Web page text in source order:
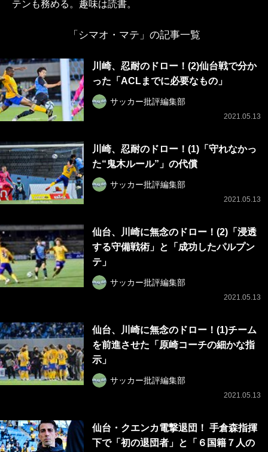
テンも務める。趣味は読書。
「シマオ・マテ」の記事一覧
川崎、忍耐のドロー！(2)仙台戦で分か
った「ACLまでに必要なもの」
サッカー批評編集部
2021.05.13
川崎、忍耐のドロー！(1)「守れなかっ
た“鬼木ルール”」の代償
サッカー批評編集部
2021.05.13
仙台、川崎に無念のドロー！(2)「浸透
する守備戦術」と「成功したパルプン
テ」
サッカー批評編集部
2021.05.13
仙台、川崎に無念のドロー！(1)チーム
を前進させた「原崎コーチの細かな指
示」
サッカー批評編集部
2021.05.13
仙台・クエンカ電撃退団！ 手倉森指揮
下で「初の退団者」と「６国籍７人の